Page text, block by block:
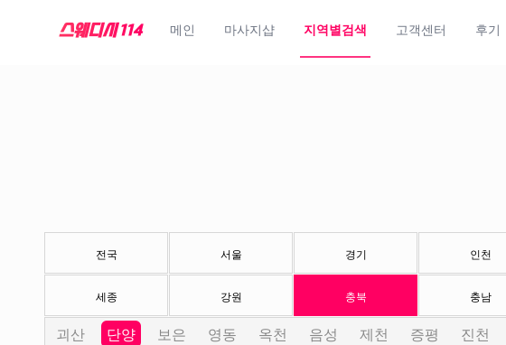
메인 마사지샵 지역별검색 고객센터 후기
전국 서울 경기 인천
세종 강원 충북 충남
괴산 단양 보은 영동 옥천 음성 제천 증평 진천